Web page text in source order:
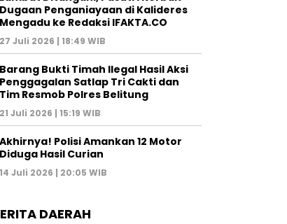
Dugaan Penganiayaan di Kalideres
Mengadu ke Redaksi IFAKTA.CO
27 Juli 2026 | 18:49 WIB
Barang Bukti Timah Ilegal Hasil Aksi
Penggagalan Satlap Tri Cakti dan
Tim Resmob Polres Belitung
21 Juli 2026 | 15:19 WIB
Akhirnya! Polisi Amankan 12 Motor
Diduga Hasil Curian
14 Juli 2026 | 20:05 WIB
DAERAH